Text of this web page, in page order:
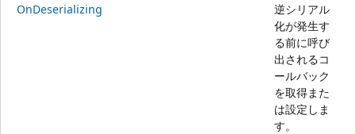
OnDeserializing
逆シリアル
化が発生す
る前に呼び
出されるコ
ールバック
を取得また
は設定しま
す。